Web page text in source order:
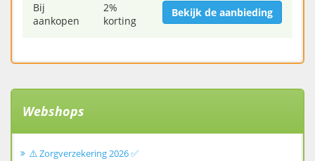
Bij
aankopen
2%
korting
Bekijk de aanbieding
Webshops
⚠️ Zorgverzekering 2026 ✅